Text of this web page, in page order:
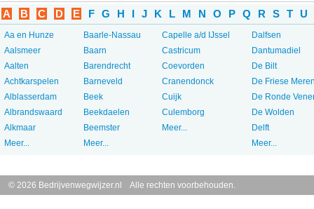
A B C D E F G H I J K L M N O P Q R S T U
Aa en Hunze
Aalsmeer
Aalten
Achtkarspelen
Alblasserdam
Albrandswaard
Alkmaar
Meer...
Baarle-Nassau
Baarn
Barendrecht
Barneveld
Beek
Beekdaelen
Beemster
Meer...
Capelle a/d IJssel
Castricum
Coevorden
Cranendonck
Cuijk
Culemborg
Meer...
Dalfsen
Dantumadiel
De Bilt
De Friese
De Ronde
De Wolden
Delft
Meer...
© 2026 Bedrijvenwegwijzer.nl Alle rechten voorbehouden.